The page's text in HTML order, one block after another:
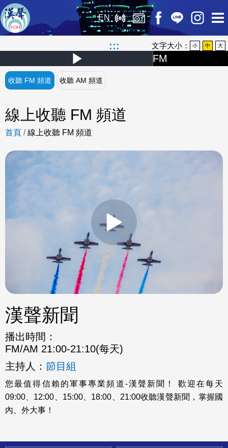
EN
Play
Video
FM
FM/AM 21:00-21:10(每天)
::: 文字大小： 小 中 大
收聽 FM 頻道 收聽 AM 頻道
線上收聽 FM 頻道
首頁 /線上收聽 FM 頻道
漢聲新聞
播出時間：
FM/AM 21:00-21:10(每天)
主持人： 節目組
您最值得信賴的軍事專業頻道-漢聲新聞！ 歡迎在每天
09:00、12:00、15:00、18:00、21:00收聽漢聲新聞，掌握國
內、外大事！